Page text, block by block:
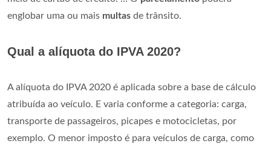
englobar uma ou mais multas de trânsito.
Qual a alíquota do IPVA 2020?
A alíquota do IPVA 2020 é aplicada sobre a base de cálculo
atribuída ao veículo. E varia conforme a categoria: carga,
transporte de passageiros, picapes e motocicletas, por
exemplo. O menor imposto é para veículos de carga, como